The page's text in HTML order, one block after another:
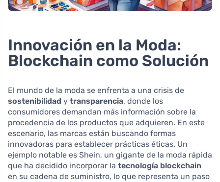
Innovación en la Moda:
Blockchain como Solución
El mundo de la moda se enfrenta a una crisis de
sostenibilidad y transparencia, donde los
consumidores demandan más información sobre la
procedencia de los productos que adquieren. En este
escenario, las marcas están buscando formas
innovadoras para establecer prácticas éticas. Un
ejemplo notable es Shein, un gigante de la moda rápida
que ha decidido incorporar la tecnología blockchain
en su cadena de suministro, lo que representa un paso